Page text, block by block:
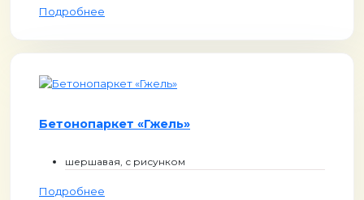
Подробнее
Бетонопаркет «Гжель»
шершавая, с рисунком
Подробнее